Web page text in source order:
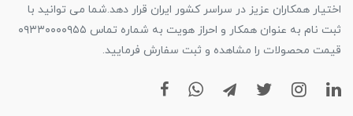
اختیار همکاران عزیز در سراسر کشور ایران قرار دهد.شما می توانید با
ثبت نام به عنوان همکار و احراز هویت به شماره تماس ۰۹۳۳۰۰۰۰۹۵۵
قیمت محصولات را مشاهده و ثبت سفارش فرمایید.